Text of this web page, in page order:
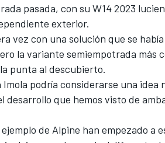
pasada, con su W14 2023
exterior.
vez con una solución que se
la variante semiempotrada más
punta al descubierto.
podría considerarse una idea
desarrollo que hemos visto de
de Alpine han empezado a